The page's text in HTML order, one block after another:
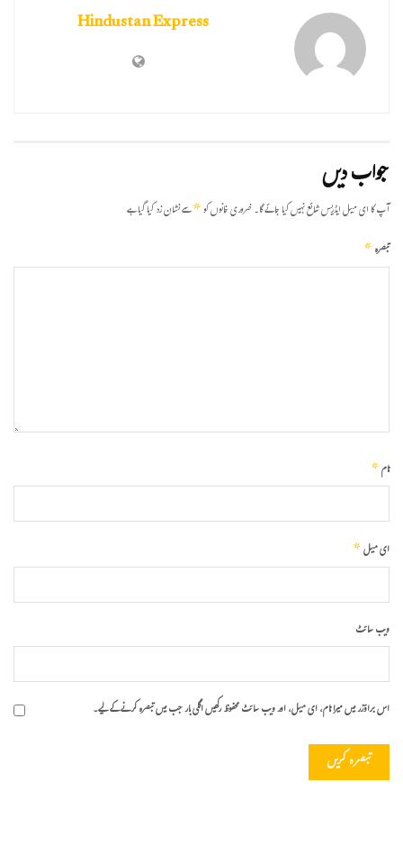
Hindustan Express
جواب دیں
آپ کا ای میل ایڈریس شائع نہیں کیا جائے گا۔ضروری خانوں کو*سے نشان زد کیا گیا ہے
تبصرہ*
نام*
ای میل*
ویب‌ سائٹ
اس براؤزر میں میرا نام، ای میل، اور ویب سائٹ محفوظ رکھیں اگلی بار جب میں تبصرہ کرنے کےلیے۔